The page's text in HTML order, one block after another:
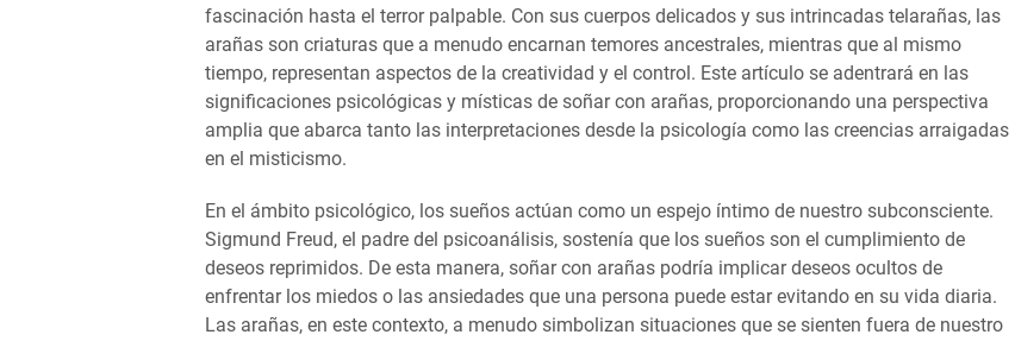
fascinación hasta el terror palpable. Con sus cuerpos delicados y sus intrincadas telarañas, las
arañas son criaturas que a menudo encarnan temores ancestrales, mientras que al mismo
tiempo, representan aspectos de la creatividad y el control. Este artículo se adentrará en las
significaciones psicológicas y místicas de soñar con arañas, proporcionando una perspectiva
amplia que abarca tanto las interpretaciones desde la psicología como las creencias arraigadas
en el misticismo.
En el ámbito psicológico, los sueños actúan como un espejo íntimo de nuestro subconsciente.
Sigmund Freud, el padre del psicoanálisis, sostenía que los sueños son el cumplimiento de
deseos reprimidos. De esta manera, soñar con arañas podría implicar deseos ocultos de
enfrentar los miedos o las ansiedades que una persona puede estar evitando en su vida diaria.
Las arañas, en este contexto, a menudo simbolizan situaciones que se sienten fuera de nuestro